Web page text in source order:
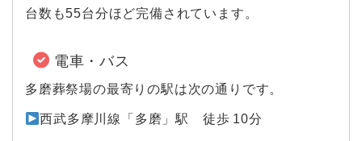
台数も55台分ほど完備されています。
電車・バス
多磨葬祭場の最寄りの駅は次の通りです。
西武多摩川線「多磨」駅 徒歩 10分